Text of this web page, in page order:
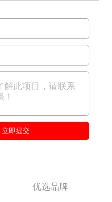
立即提交
优选品牌